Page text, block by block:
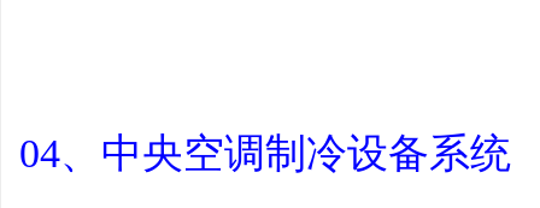
04、中央空调制冷设备系统